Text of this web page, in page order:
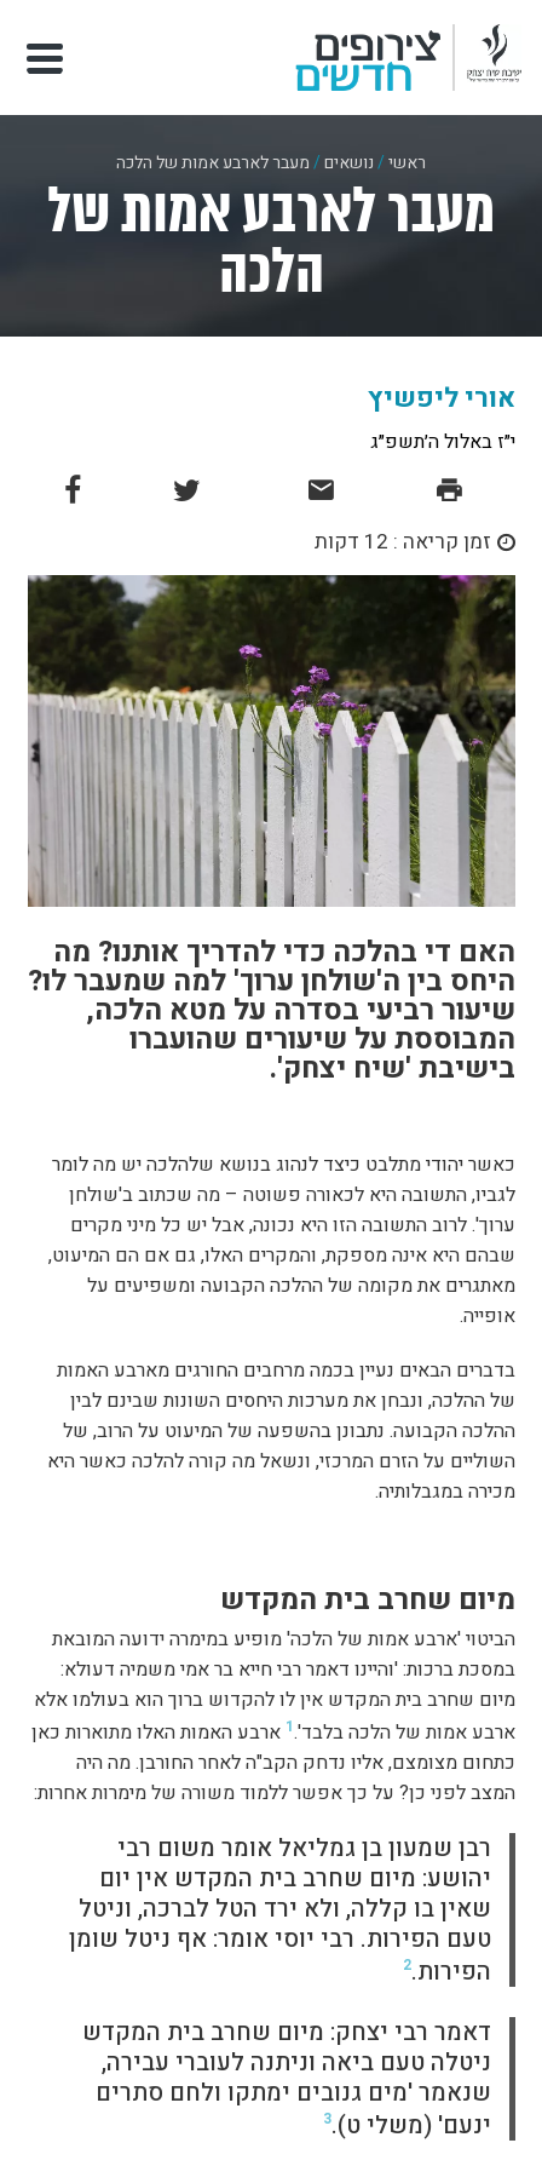
ראשי/נושאים/מעבר לארבע אמות של הלכה
מעבר לארבע אמות של
הלכה
אורי ליפשיץ
י״ז באלול ה׳תשפ״ג
זמן קריאה : 12 דקות
האם די בהלכה כדי להדריך אותנו? מה
היחס בין ה'שולחן ערוך' למה שמעבר לו?
שיעור רביעי בסדרה על מטא הלכה,
המבוססת על שיעורים שהועברו
בישיבת 'שיח יצחק'.
כאשר יהודי מתלבט כיצד לנהוג בנושא שלהלכה יש מה לומר
לגביו, התשובה היא לכאורה פשוטה – מה שכתוב ב'שולחן
ערוך'. לרוב התשובה הזו היא נכונה, אבל יש כל מיני מקרים
שבהם היא אינה מספקת, והמקרים האלו, גם אם הם המיעוט,
מאתגרים את מקומה של ההלכה הקבועה ומשפיעים על
אופייה.
בדברים הבאים נעיין בכמה מרחבים החורגים מארבע האמות
של ההלכה, ונבחן את מערכות היחסים השונות שבינם לבין
ההלכה הקבועה. נתבונן בהשפעה של המיעוט על הרוב, של
השוליים על הזרם המרכזי, ונשאל מה קורה להלכה כאשר היא
מכירה במגבלותיה.
מיום שחרב בית המקדש
הביטוי 'ארבע אמות של הלכה' מופיע במימרה ידועה המובאת
במסכת ברכות: 'והיינו דאמר רבי חייא בר אמי משמיה דעולא:
מיום שחרב בית המקדש אין לו להקדוש ברוך הוא בעולמו אלא
ארבע אמות של הלכה בלבד'.1 ארבע האמות האלו מתוארות כאן
כתחום מצומצם, אליו נדחק הקב"ה לאחר החורבן. מה היה
המצב לפני כן? על כך אפשר ללמוד משורה של מימרות אחרות:
רבן שמעון בן גמליאל אומר משום רבי
יהושע: מיום שחרב בית המקדש אין יום
שאין בו קללה, ולא ירד הטל לברכה, וניטל
טעם הפירות. רבי יוסי אומר: אף ניטל שומן
הפירות.2
דאמר רבי יצחק: מיום שחרב בית המקדש
ניטלה טעם ביאה וניתנה לעוברי עבירה,
שנאמר 'מים גנובים ימתקו ולחם סתרים
ינעם' (משלי ט).3